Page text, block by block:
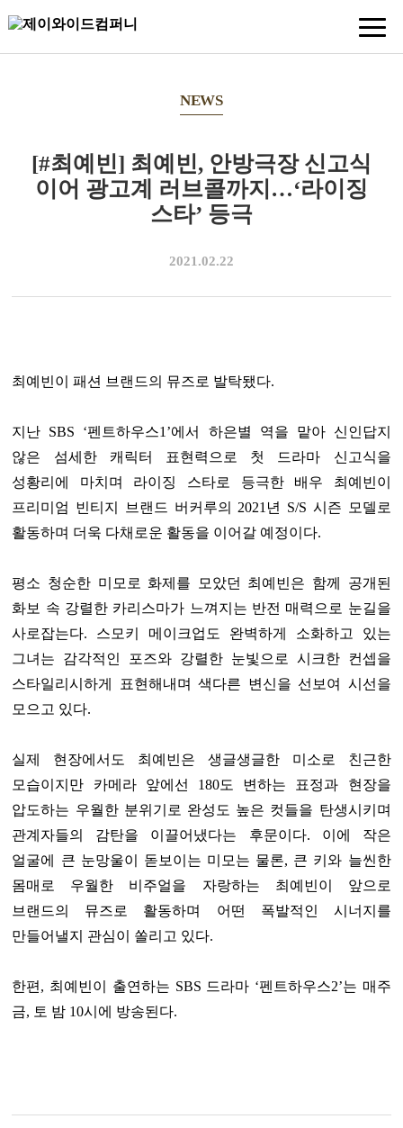
NEWS
[#최예빈] 최예빈, 안방극장 신고식
이어 광고계 러브콜까지…‘라이징
스타’ 등극
2021.02.22
최예빈이 패션 브랜드의 뮤즈로 발탁됐다.
지난 SBS ‘펜트하우스1’에서 하은별 역을 맡아 신인답지
않은 섬세한 캐릭터 표현력으로 첫 드라마 신고식을
성황리에 마치며 라이징 스타로 등극한 배우 최예빈이
프리미엄 빈티지 브랜드 버커루의 2021년 S/S 시즌 모델로
활동하며 더욱 다채로운 활동을 이어갈 예정이다.
평소 청순한 미모로 화제를 모았던 최예빈은 함께 공개된
화보 속 강렬한 카리스마가 느껴지는 반전 매력으로 눈길을
사로잡는다. 스모키 메이크업도 완벽하게 소화하고 있는
그녀는 감각적인 포즈와 강렬한 눈빛으로 시크한 컨셉을
스타일리시하게 표현해내며 색다른 변신을 선보여 시선을
모으고 있다.
실제 현장에서도 최예빈은 생글생글한 미소로 친근한
모습이지만 카메라 앞에선 180도 변하는 표정과 현장을
압도하는 우월한 분위기로 완성도 높은 컷들을 탄생시키며
관계자들의 감탄을 이끌어냈다는 후문이다. 이에 작은
얼굴에 큰 눈망울이 돋보이는 미모는 물론, 큰 키와 늘씬한
몸매로 우월한 비주얼을 자랑하는 최예빈이 앞으로
브랜드의 뮤즈로 활동하며 어떤 폭발적인 시너지를
만들어낼지 관심이 쏠리고 있다.
한편, 최예빈이 출연하는 SBS 드라마 ‘펜트하우스2’는 매주
금, 토 밤 10시에 방송된다.